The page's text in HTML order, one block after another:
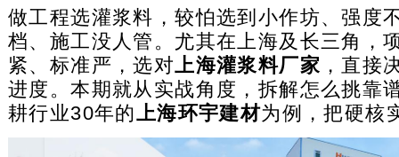
做工程选灌浆料，较怕选到小作坊、强度
档、施工没人管。尤其在上海及长三角，
紧、标准严，选对上海灌浆料厂家 ，直接
进度。本期就从实战角度，拆解怎么挑靠
耕行业30年的上海环宇建材为例，把硬核